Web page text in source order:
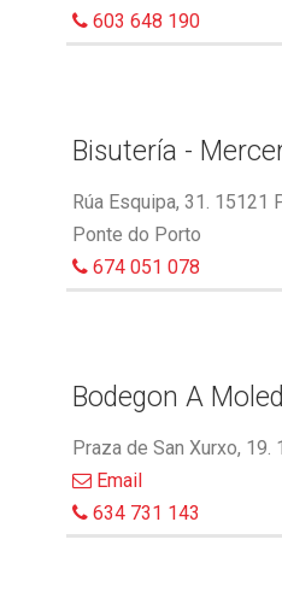
603 648 190
Bisutería -
Rúa Esquipa, 31. 15121
Ponte do Porto
674 051 078
Bodegon A
Praza de San Xurxo, 19.
Email
634 731 143